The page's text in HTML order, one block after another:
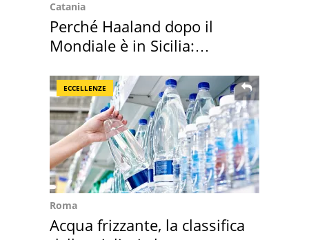
Catania
Perché Haaland dopo il
Mondiale è in Sicilia:
ECCELLENZE
Roma
Acqua frizzante, la classifica